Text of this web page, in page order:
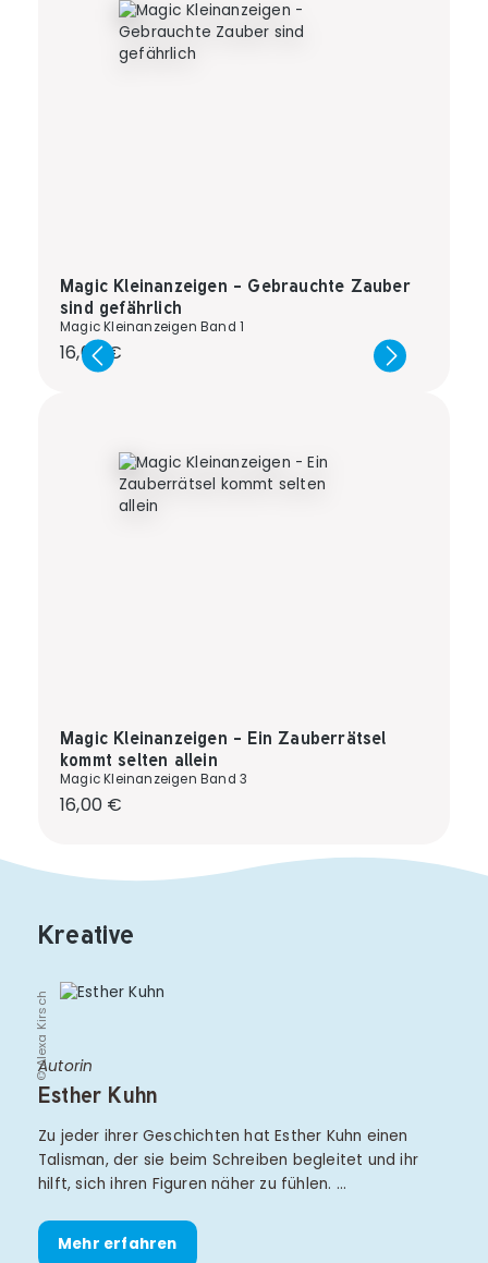
Magic Kleinanzeigen - Gebrauchte Zauber
sind gefährlich
Magic Kleinanzeigen Band 1
Regulärer Preis:
16,00 €
Magic Kleinanzeigen - Ein Zauberrätsel
kommt selten allein
Magic Kleinanzeigen Band 3
Regulärer Preis:
16,00 €
Kreative
© Alexa Kirsch
Autorin
Esther Kuhn
Zu jeder ihrer Geschichten hat Esther Kuhn einen
Talisman, der sie beim Schreiben begleitet und ihr
hilft, sich ihren Figuren näher zu fühlen. …
Mehr erfahren